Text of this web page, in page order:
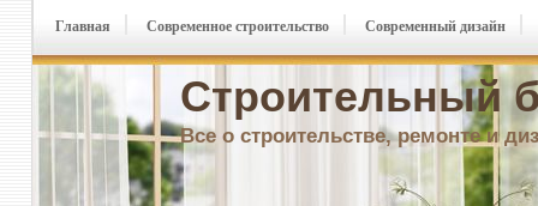
Строительный
Все о строительстве, ремонте и
Главная Современное строительство Современный дизайн